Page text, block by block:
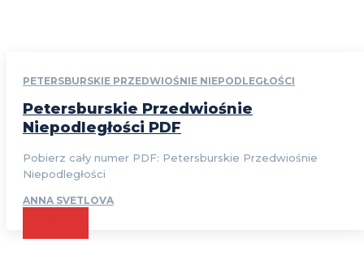
PETERSBURSKIE PRZEDWIOŚNIE NIEPODLEGŁOŚCI
Petersburskie Przedwiośnie
Niepodległości PDF
Pobierz cały numer PDF: Petersburskie Przedwiośnie
Niepodległości
ANNA SVETLOVA